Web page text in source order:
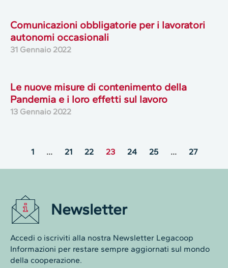
Comunicazioni obbligatorie per i lavoratori
autonomi occasionali
31 Gennaio 2022
Le nuove misure di contenimento della
Pandemia e i loro effetti sul lavoro
13 Gennaio 2022
1 … 21 22 23 24 25 … 27
Newsletter
Accedi o iscriviti alla nostra Newsletter Legacoop
Informazioni per restare sempre aggiornati sul mondo
della cooperazione.